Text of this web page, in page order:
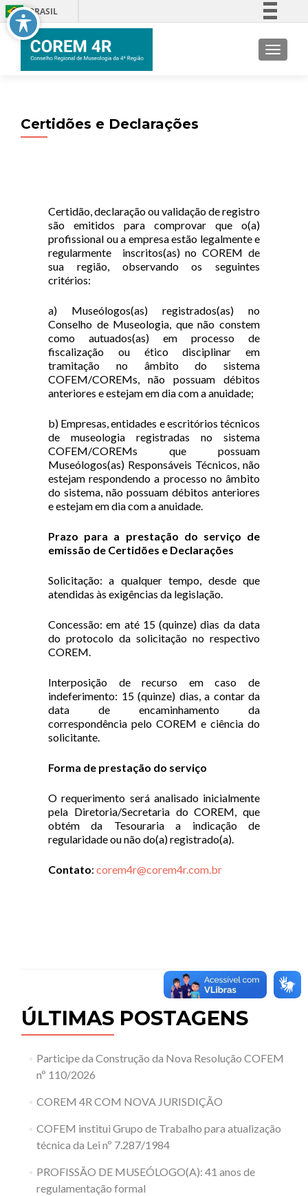
BRASIL
Certidões e Declarações
Certidão, declaração ou validação de registro
são emitidos para comprovar que o(a)
profissional ou a empresa estão legalmente e
regularmente inscritos(as) no COREM de
sua região, observando os seguintes
critérios:
a) Museólogos(as) registrados(as) no
Conselho de Museologia, que não constem
como autuados(as) em processo de
fiscalização ou ético disciplinar em
tramitação no âmbito do sistema
COFEM/COREMs, não possuam débitos
anteriores e estejam em dia com a anuidade;
b) Empresas, entidades e escritórios técnicos
de museologia registradas no sistema
COFEM/COREMs que possuam
Museólogos(as) Responsáveis Técnicos, não
estejam respondendo a processo no âmbito
do sistema, não possuam débitos anteriores
e estejam em dia com a anuidade.
Prazo para a prestação do serviço de
emissão de Certidões e Declarações
Solicitação: a qualquer tempo, desde que
atendidas às exigências da legislação.
Concessão: em até 15 (quinze) dias da data
do protocolo da solicitação no respectivo
COREM.
Interposição de recurso em caso de
indeferimento: 15 (quinze) dias, a contar da
data de encaminhamento da
correspondência pelo COREM e ciência do
solicitante.
Forma de prestação do serviço
O requerimento será analisado inicialmente
pela Diretoria/Secretaria do COREM, que
obtém da Tesouraria a indicação de
regularidade ou não do(a) registrado(a).
Contato: corem4r@corem4r.com.br
ÚLTIMAS POSTAGENS
Participe da Construção da Nova Resolução COFEM
nº 110/2026
COREM 4R COM NOVA JURISDIÇÃO
COFEM institui Grupo de Trabalho para atualização
técnica da Lei nº 7.287/1984
PROFISSÃO DE MUSEÓLOGO(A): 41 anos de
regulamentação formal